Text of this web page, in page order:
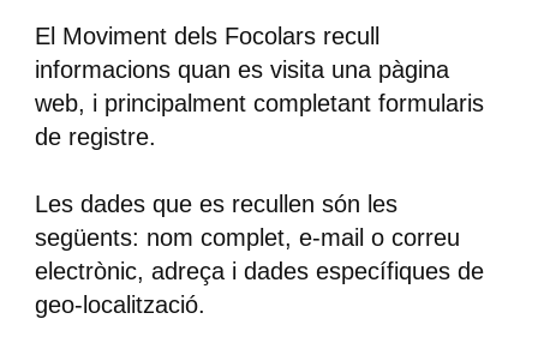
El Moviment dels Focolars recull
informacions quan es visita una pàgina
web, i principalment completant formularis
de registre.
Les dades que es recullen són les
següents: nom complet, e-mail o correu
electrònic, adreça i dades específiques de
geo-localització.